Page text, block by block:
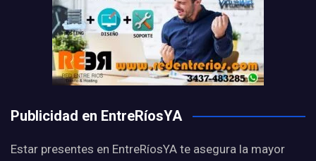
Publicidad en EntreRíosYA
Estar presentes en EntreRíosYA te asegura la mayor